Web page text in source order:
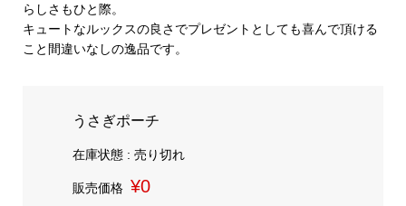
らしさもひと際。
キュートなルックスの良さでプレゼントとしても喜んで頂ける
こと間違いなしの逸品です。
うさぎポーチ
在庫状態 : 売り切れ
販売価格 ¥0